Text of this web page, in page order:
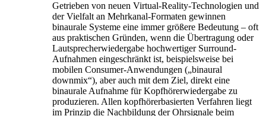
Getrieben von neuen Virtual-Reality-Technologien und
der Vielfalt an Mehrkanal-Formaten gewinnen
binaurale Systeme eine immer größere Bedeutung – oft
aus praktischen Gründen, wenn die Übertragung oder
Lautsprecherwiedergabe hochwertiger Surround-
Aufnahmen eingeschränkt ist, beispielsweise bei
mobilen Consumer-Anwendungen („binaural
downmix“), aber auch mit dem Ziel, direkt eine
binaurale Aufnahme für Kopfhörerwiedergabe zu
produzieren. Allen kopfhörerbasierten Verfahren liegt
im Prinzip die Nachbildung der Ohrsignale beim